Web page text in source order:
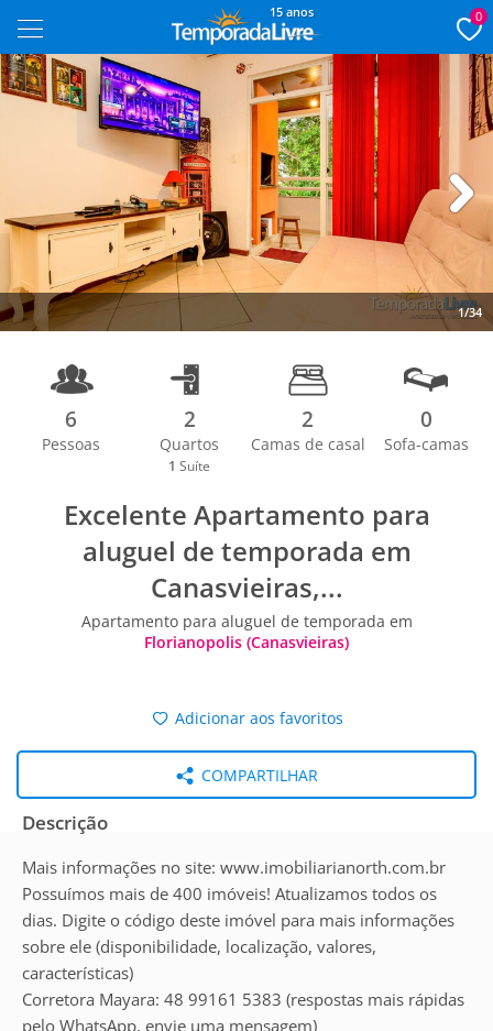
15 anos 0
1/34
Next
6
Pessoas
2
Quartos
1 Suíte
2
Camas de casal
0
Sofa-camas
Excelente Apartamento para
aluguel de temporada em
Canasvieiras,...
Apartamento para aluguel de temporada em
Florianopolis (Canasvieiras)
Adicionar aos favoritos
COMPARTILHAR
Descrição
Mais informações no site: www.imobiliarianorth.com.br
Possuímos mais de 400 imóveis! Atualizamos todos os
dias. Digite o código deste imóvel para mais informações
sobre ele (disponibilidade, localização, valores,
características)
Corretora Mayara: 48 99161 5383 (respostas mais rápidas
pelo WhatsApp, envie uma mensagem)